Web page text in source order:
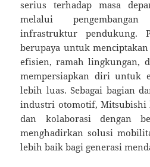
serius terhadap masa
melalui
infrastruktur pendukung.
berupaya untuk
efisien, ramah lingkungan,
mempersiapkan diri untuk
lebih luas. Sebagai bagian
industri otomotif, Mitsubishi
dan kolaborasi dengan
menghadirkan solusi
lebih baik bagi generasi